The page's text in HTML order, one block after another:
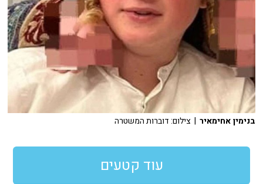
בנימין אחימאיר | צילום: דוברות המשטרה
עוד קטעים